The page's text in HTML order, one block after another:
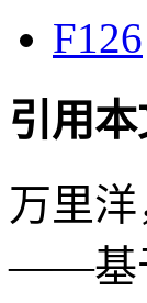
F126
引用
万里
——基